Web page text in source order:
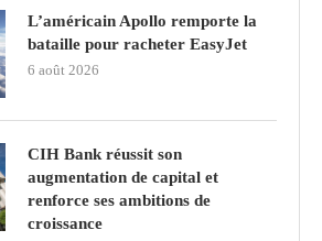
L’américain Apollo remporte la
bataille pour racheter EasyJet
6 août 2026
CIH Bank réussit son
augmentation de capital et
renforce ses ambitions de
croissance